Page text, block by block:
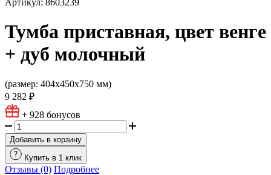
Артикул: 8603239
Тумба приставная, цвет венге
+ дуб молочный
(размер: 404х450х750 мм)
9 282 ₽
+ 928 бонусов
Добавить в корзину
Купить в 1 клик
Отзывы (0) Подробнее